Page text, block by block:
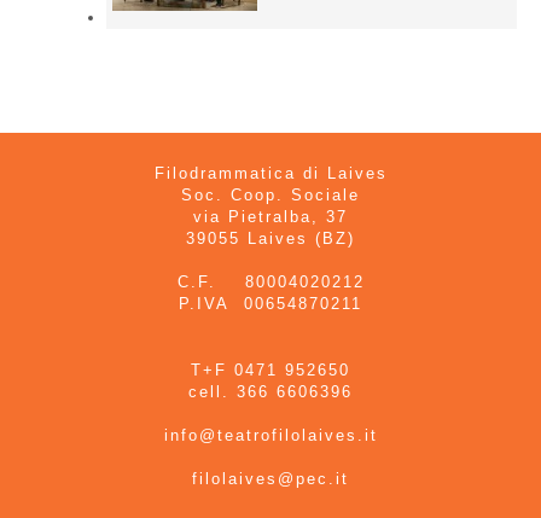
Filodrammatica di Laives
Soc. Coop. Sociale
via Pietralba, 37
39055 Laives (BZ)
C.F. 80004020212
P.IVA 00654870211
T+F 0471 952650
cell. 366 6606396
info@teatrofilolaives.it
filolaives@pec.it